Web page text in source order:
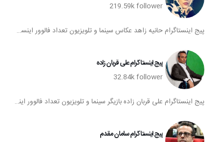
219.59kfollower
پیج اینستاگرام حانیه زاهد عکاس سینما و تلویزیون تعداد فالوور اینستاگرام حانیه زاهد اینستاگرام حانیه زاهد فالوورهای اکانت اینستا حانیه زاهد
پیج اینستاگرام علی قربان زاده
32.84kfollower
پیج اینستاگرام علی قربان زاده بازیگر سینما و تلویزیون تعداد فالوور اینستاگرام علی قربان زاده اینستاگرام علی قربان زاده فالوورهای اکانت اینستا علی قربان زاده
پیج اینستاگرام سامان مقدم